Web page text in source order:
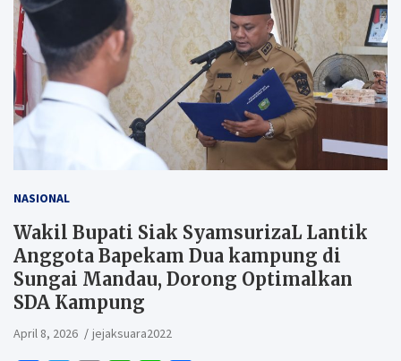
NASIONAL
Wakil Bupati Siak SyamsurizaL Lantik
Anggota Bapekam Dua kampung di
Sungai Mandau, Dorong Optimalkan
SDA Kampung
April 8, 2026 jejaksuara2022